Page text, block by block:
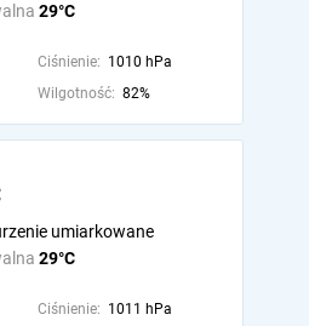
29°C
Ciśnienie: 1010 hPa
Wilgotność: 82%
29°C
umiarkowane
Ciśnienie: 1011 hPa